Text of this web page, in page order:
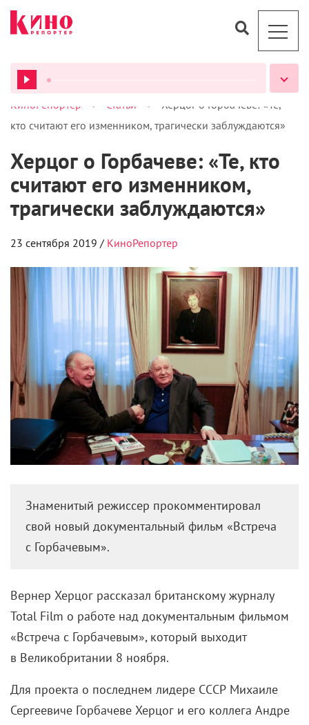
ВСЕ ПОДКАСТЫ
КиноРепортер > Статьи >
Херцог о Горбачеве: «Те,
кто считают его изменником, трагически заблуждаются»
Херцог о Горбачеве: «Те, кто
считают его изменником,
трагически заблуждаются»
23 сентября 2019 / КиноРепортер
Знаменитый режиссер прокомментировал
свой новый документальный фильм «Встреча
с Горбачевым».
Вернер Херцог рассказал британскому журналу
Total Film о работе над документальным фильмом
«Встреча с Горбачевым», который выходит
в Великобритании 8 ноября.
Для проекта о последнем лидере СССР Михаиле
Сергеевиче Горбачеве Херцог и его коллега Андре